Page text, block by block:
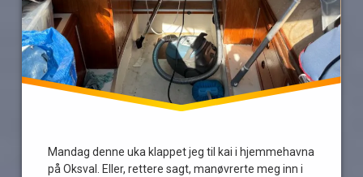
Mandag denne uka klappet jeg til kai i hjemmehavna
på Oksval. Eller, rettere sagt, manøvrerte meg inn i